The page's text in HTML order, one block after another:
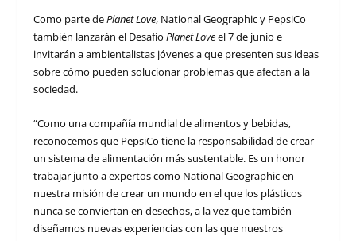
Como parte dePlanet Love, National Geographic y PepsiCo
también lanzarán el DesafíoPlanet Loveel 7 de junio e
invitarán a ambientalistas jóvenes a que presenten sus ideas
sobre cómo pueden solucionar problemas que afectan a la
sociedad.
“Como una compañía mundial de alimentos y bebidas,
reconocemos que PepsiCo tiene la responsabilidad de crear
un sistema de alimentación más sustentable. Es un honor
trabajar junto a expertos como National Geographic en
nuestra misión de crear un mundo en el que los plásticos
nunca se conviertan en desechos, a la vez que también
diseñamos nuevas experiencias con las que nuestros